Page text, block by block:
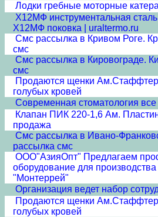
Лодки гребные моторные катера
Х12МФ инструментальная сталь
Х12МФ поковка | uraltermo.ru
Смс рассылка в Кривом Роге.
смс
Смс рассылка в Кировограде.
смс
Продаются щенки
голубых кровей
Современная стоматология все
Клапан ПИК 220-1,6 Ам.
продажа
Смс рассылка в Ивано-
рассылка смс
ООО"АзияОпт" Предлагаем
оборудование для
"Монтеррей"
Организация ведет набор
Продаются щенки
голубых кровей